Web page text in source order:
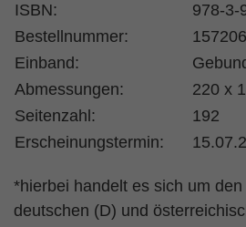
ISBN:
978-3-
Bestellnummer:
157206
Einband:
Abmessungen:
220 x
Seitenzahl:
192
Erscheinungstermin:
*hierbei handelt es sich um
deutschen (D) und